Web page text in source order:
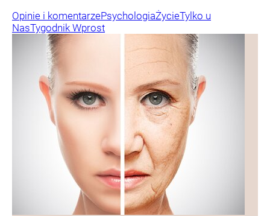
Opinie i komentarzePsychologiaŻycieTylko u
NasTygodnik Wprost